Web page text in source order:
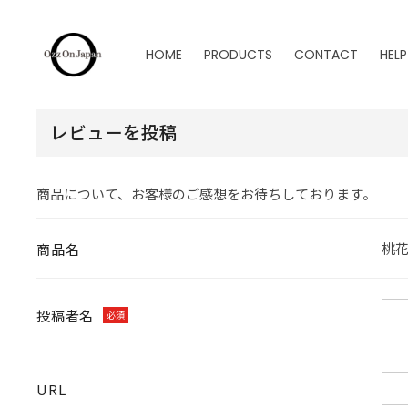
HOME PRODUCTS CONTACT HELP
レビューを投稿
商品について、お客様のご感想をお待ちしております。
商品名 桃
投稿者名 必須
URL